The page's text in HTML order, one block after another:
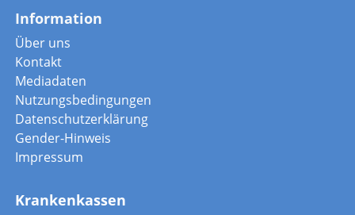
Information
Über uns
Kontakt
Mediadaten
Nutzungsbedingungen
Datenschutzerklärung
Gender-Hinweis
Impressum
Krankenkassen